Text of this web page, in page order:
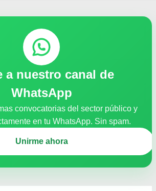
a nuestro canal de
WhatsApp
convocatorias del sector público y
en tu WhatsApp. Sin spam.
Unirme ahora